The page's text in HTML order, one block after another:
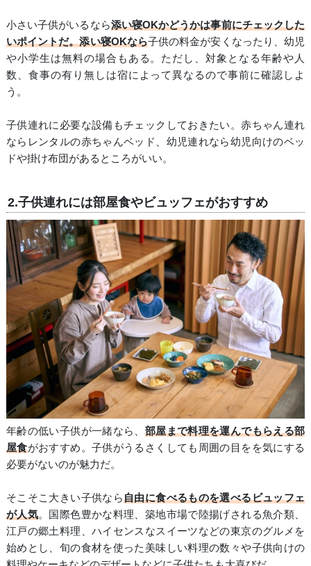
小さい子供がいるなら添い寝OKかどうかは事前にチェックした
いポイントだ。添い寝OKなら子供の料金が安くなったり、幼児
や小学生は無料の場合もある。ただし、対象となる年齢や人
数、食事の有り無しは宿によって異なるので事前に確認しよ
う。
子供連れに必要な設備もチェックしておきたい。赤ちゃん連れ
ならレンタルの赤ちゃんベッド、幼児連れなら幼児向けのベッ
ドや掛け布団があるところがいい。
2.子供連れには部屋食やビュッフェがおすすめ
年齢の低い子供が一緒なら、 部屋まで料理を運んでもらえる部
屋食がおすすめ。子供がうるさくしても周囲の目をを気にする
必要がないのが魅力だ。
そこそこ大きい子供なら自由に食べるものを選べるビュッフェ
が人気。国際色豊かな料理、築地市場で陸揚げされる魚介類、
江戸の郷土料理、ハイセンスなスイーツなどの東京のグルメを
始めとし、旬の食材を使った美味しい料理の数々や子供向けの